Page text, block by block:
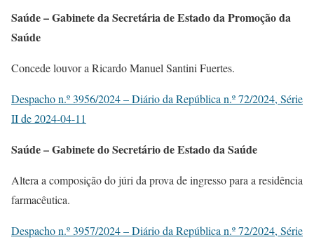
Saúde – Gabinete da Secretária de Estado da Promoção da
Saúde
Concede louvor a Ricardo Manuel Santini Fuertes.
Despacho n.º 3956/2024 – Diário da República n.º 72/2024, Série
II de 2024-04-11
Saúde – Gabinete do Secretário de Estado da Saúde
Altera a composição do júri da prova de ingresso para a residência
farmacêutica.
Despacho n.º 3957/2024 – Diário da República n.º 72/2024, Série